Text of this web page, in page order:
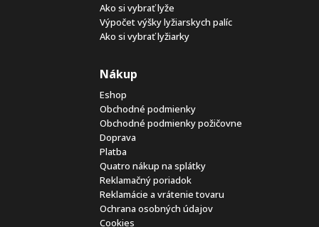
Ako si vybrať lyže
Výpočet výšky lyžiarskych palíc
Ako si vybrať lyžiarky
Nákup
Eshop
Obchodné podmienky
Obchodné podmienky požičovne
Doprava
Platba
Quatro nákup na splátky
Reklamačný poriadok
Reklamácie a vrátenie tovaru
Ochrana osobných údajov
Cookies